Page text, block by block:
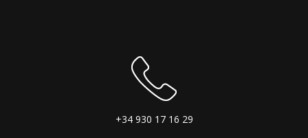
+34 930 17 16 29